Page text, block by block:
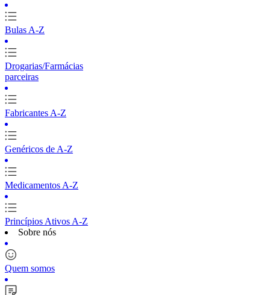
Bulas A-Z
Drogarias/Farmácias
parceiras
Fabricantes A-Z
Genéricos de A-Z
Medicamentos A-Z
Princípios Ativos A-Z
Sobre nós
Quem somos